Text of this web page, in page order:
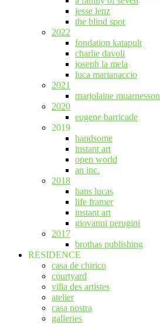
jesse lenz
the blind spot
2022
fondation katapult
charlie davoli
joseph la mela
luca marianaccio
2021
marjolaine muarnesson
2020
eugene barricade
2019
handsome
instant art
open world
an inc.
2018
hans lucas
life framer
instant art
giovanni perugini
2017
brothas publishing
RESIDENCE
casa de chirico
courtyard
villa des artistes
atelier
casa nostra
galleries